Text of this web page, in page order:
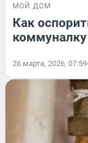
МОЙ ДОМ
Как
26 марта, 2026, 07:59